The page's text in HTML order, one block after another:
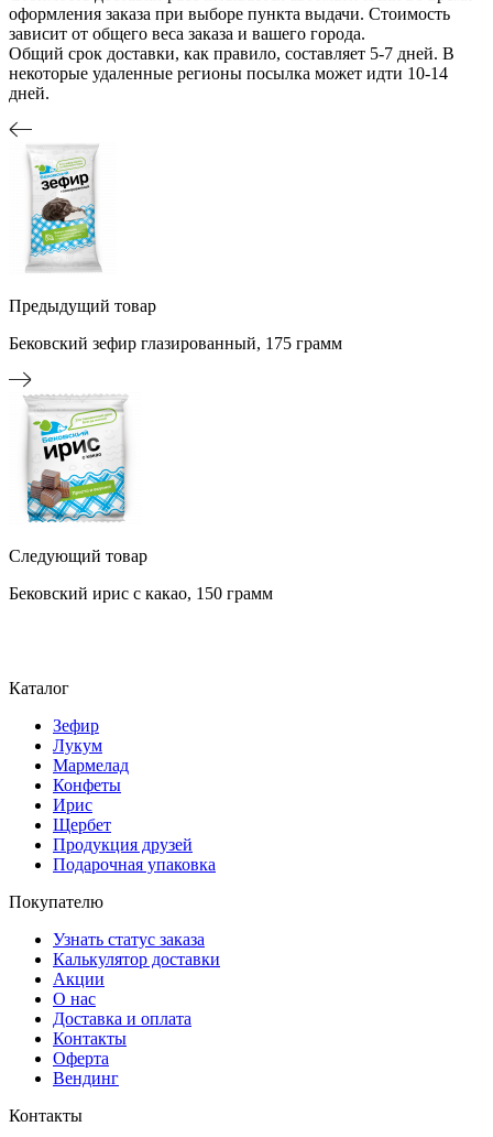
оформления заказа при выборе пункта выдачи. Стоимость
зависит от общего веса заказа и вашего города.
Общий срок доставки, как правило, составляет 5-7 дней. В
некоторые удаленные регионы посылка может идти 10-14
дней.
Предыдущий товар
Бековский зефир глазированный, 175 грамм
Следующий товар
Бековский ирис с какао, 150 грамм
Каталог
Зефир
Лукум
Мармелад
Конфеты
Ирис
Щербет
Продукция друзей
Подарочная упаковка
Покупателю
Узнать статус заказа
Калькулятор доставки
Акции
О нас
Доставка и оплата
Контакты
Оферта
Вендинг
Контакты